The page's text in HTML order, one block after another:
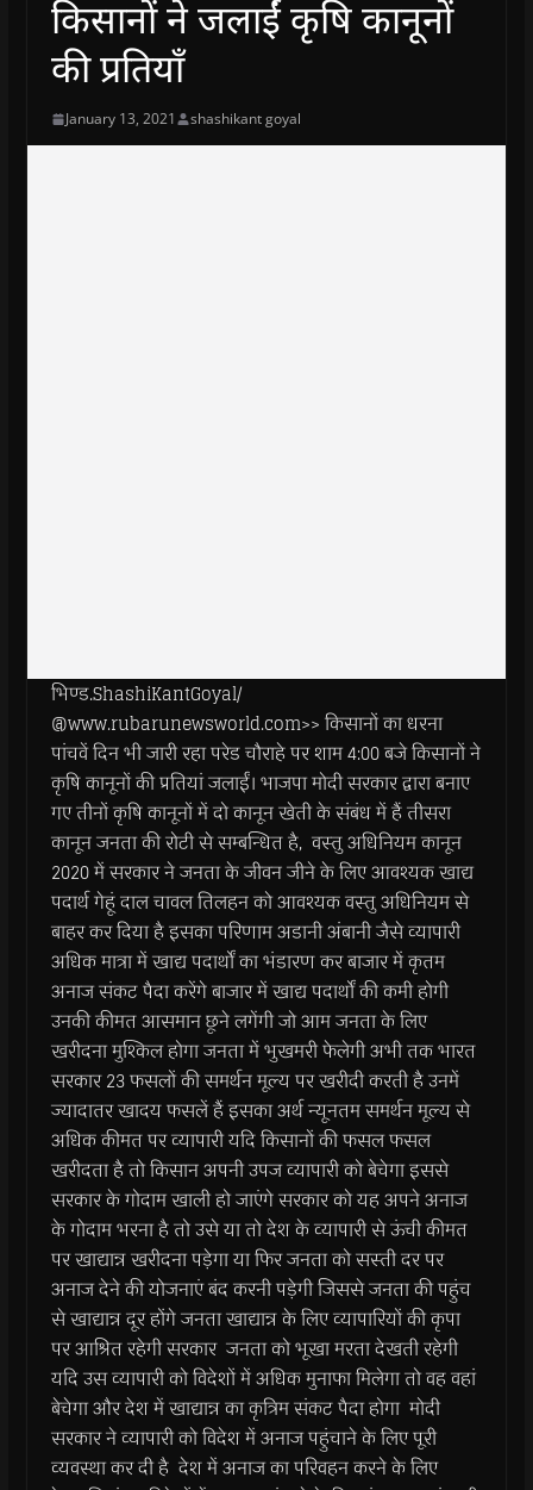
किसानों ने जलाईं कृषि कानूनों
की प्रतियाँ
January 13, 2021 shashikant goyal
भिण्ड.ShashiKantGoyal/
@www.rubarunewsworld.com>> किसानों का धरना
पांचवें दिन भी जारी रहा परेड चौराहे पर शाम 4:00 बजे किसानों ने
कृषि कानूनों की प्रतियां जलाईं। भाजपा मोदी सरकार द्वारा बनाए
गए तीनों कृषि कानूनों में दो कानून खेती के संबंध में हैं तीसरा
कानून जनता की रोटी से सम्बन्धित है, वस्तु अधिनियम कानून
2020 में सरकार ने जनता के जीवन जीने के लिए आवश्यक खाद्य
पदार्थ गेहूं दाल चावल तिलहन को आवश्यक वस्तु अधिनियम से
बाहर कर दिया है इसका परिणाम अडानी अंबानी जैसे व्यापारी
अधिक मात्रा में खाद्य पदार्थों का भंडारण कर बाजार में कृतम
अनाज संकट पैदा करेंगे बाजार में खाद्य पदार्थों की कमी होगी
उनकी कीमत आसमान छूने लगेंगी जो आम जनता के लिए
खरीदना मुश्किल होगा जनता में भुखमरी फेलेगी अभी तक भारत
सरकार 23 फसलों की समर्थन मूल्य पर खरीदी करती है उनमें
ज्यादातर खादय फसलें हैं इसका अर्थ न्यूनतम समर्थन मूल्य से
अधिक कीमत पर व्यापारी यदि किसानों की फसल फसल
खरीदता है तो किसान अपनी उपज व्यापारी को बेचेगा इससे
सरकार के गोदाम खाली हो जाएंगे सरकार को यह अपने अनाज
के गोदाम भरना है तो उसे या तो देश के व्यापारी से ऊंची कीमत
पर खाद्यान्न खरीदना पड़ेगा या फिर जनता को सस्ती दर पर
अनाज देने की योजनाएं बंद करनी पड़ेगी जिससे जनता की पहुंच
से खाद्यान्न दूर होंगे जनता खाद्यान्न के लिए व्यापारियों की कृपा
पर आश्रित रहेगी सरकार जनता को भूखा मरता देखती रहेगी
यदि उस व्यापारी को विदेशों में अधिक मुनाफा मिलेगा तो वह वहां
बेचेगा और देश में खाद्यान्न का कृत्रिम संकट पैदा होगा मोदी
सरकार ने व्यापारी को विदेश में अनाज पहुंचाने के लिए पूरी
व्यवस्था कर दी है देश में अनाज का परिवहन करने के लिए